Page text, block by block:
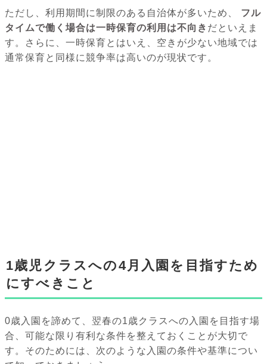
ただし、利用期間に制限のある自治体が多いため、
フル
タイムで働く場合は一時保育の利用は不向き だといえま
す。さらに、一時保育とはいえ、空きが少ない地域では
通常保育と同様に競争率は高いのが現状です。
1歳児クラスへの4月入園を目指すため
にすべきこと
0歳入園を諦めて、翌春の1歳クラスへの入園を目指す場
合、可能な限り有利な条件を整えておくことが大切で
す。そのためには、次のような入園の条件や基準につい